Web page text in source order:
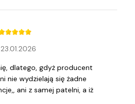
dlatego, gdyż producent
nie wydzielają się żadne
ani z samej patelni, a iż